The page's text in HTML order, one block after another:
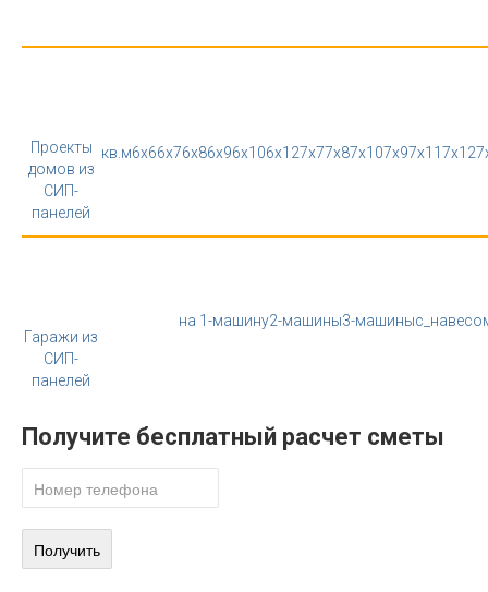
Проекты
домов из
СИП-
панелей
кв.м6x66x76x86x96x106x127x77x87x107x97x11 7x12
Гаражи из
СИП-
панелей
на 1-машину2-машины3-машины
Получите бесплатный расчет сметы